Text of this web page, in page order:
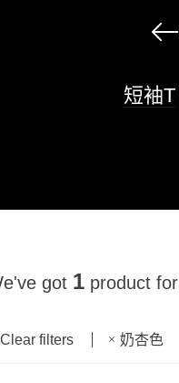
短袖T
got 1 product
Clear filters 奶杏色